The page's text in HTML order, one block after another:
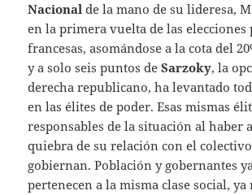
Nacional de la mano de su lideresa,
en la primera vuelta de las elecciones
francesas, asomándose a la cota del
y a solo seis puntos deSarzoky, la
derecha republicano, ha levantado
en las élites de poder. Esas mismas
responsables de la situación al haber
quiebra de su relación con el
gobiernan. Población y gobernantes
pertenecen a la misma clase social, ya